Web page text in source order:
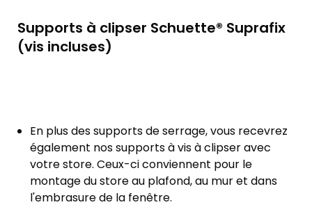
Supports à clipser Schuette® Suprafix
(vis incluses)
En plus des supports de serrage, vous recevrez
également nos supports à vis à clipser avec
votre store. Ceux-ci conviennent pour le
montage du store au plafond, au mur et dans
l'embrasure de la fenêtre.